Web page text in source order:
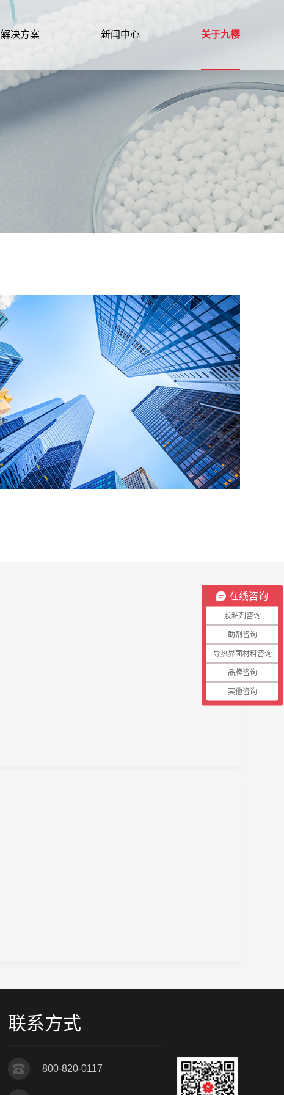
解决方案 新闻中心 关于九樱
联系方式
800-820-0117
在线咨询
胶粘剂咨询
助剂咨询
导热界面材料咨询
品牌咨询
其他咨询